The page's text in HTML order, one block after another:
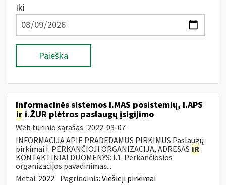
Iki
Paieška
Informacinės sistemos i.MAS posistemių, i.APS
ir i.ŽUR plėtros paslaugų įsigijimo
Web turinio sąrašas 2022-03-07
INFORMACIJA APIE PRADEDAMUS PIRKIMUS Paslaugų
pirkimai I. PERKANČIOJI ORGANIZACIJA, ADRESAS IR
KONTAKTINIAI DUOMENYS: I.1. Perkančiosios
organizacijos pavadinimas...
Metai: 2022 Pagrindinis:Viešieji pirkimai